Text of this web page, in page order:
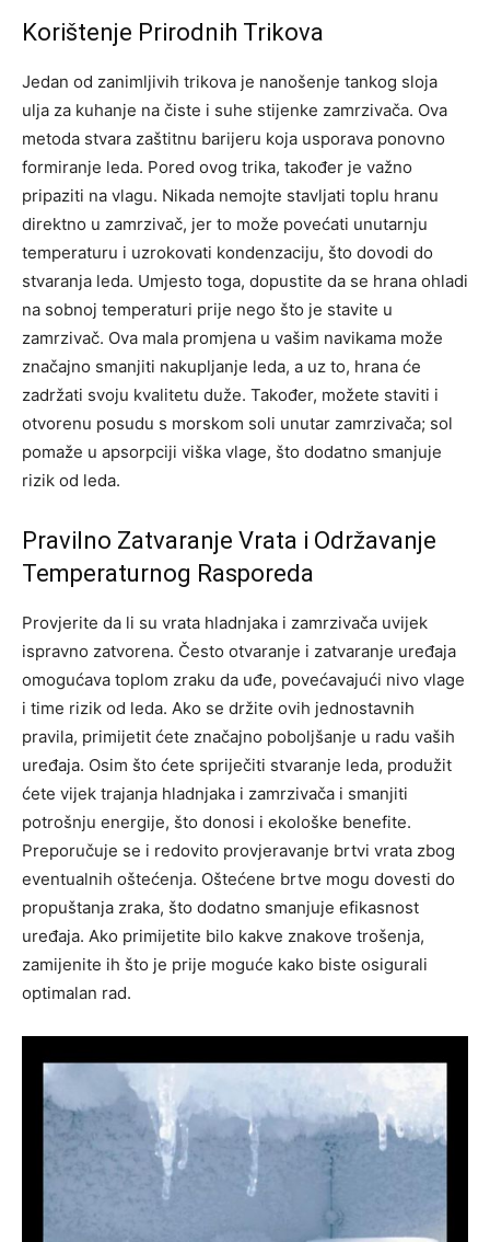
Korištenje Prirodnih Trikova
Jedan od zanimljivih trikova je nanošenje tankog sloja
ulja za kuhanje na čiste i suhe stijenke zamrzivača. Ova
metoda stvara zaštitnu barijeru koja usporava ponovno
formiranje leda. Pored ovog trika, također je važno
pripaziti na vlagu. Nikada nemojte stavljati toplu hranu
direktno u zamrzivač, jer to može povećati unutarnju
temperaturu i uzrokovati kondenzaciju, što dovodi do
stvaranja leda. Umjesto toga, dopustite da se hrana ohladi
na sobnoj temperaturi prije nego što je stavite u
zamrzivač. Ova mala promjena u vašim navikama može
značajno smanjiti nakupljanje leda, a uz to, hrana će
zadržati svoju kvalitetu duže. Također, možete staviti i
otvorenu posudu s morskom soli unutar zamrzivača; sol
pomaže u apsorpciji viška vlage, što dodatno smanjuje
rizik od leda.
Pravilno Zatvaranje Vrata i Održavanje
Temperaturnog Rasporeda
Provjerite da li su vrata hladnjaka i zamrzivača uvijek
ispravno zatvorena. Često otvaranje i zatvaranje uređaja
omogućava toplom zraku da uđe, povećavajući nivo vlage
i time rizik od leda. Ako se držite ovih jednostavnih
pravila, primijetit ćete značajno poboljšanje u radu vaših
uređaja. Osim što ćete spriječiti stvaranje leda, produžit
ćete vijek trajanja hladnjaka i zamrzivača i smanjiti
potrošnju energije, što donosi i ekološke benefite.
Preporučuje se i redovito provjeravanje brtvi vrata zbog
eventualnih oštećenja. Oštećene brtve mogu dovesti do
propuštanja zraka, što dodatno smanjuje efikasnost
uređaja. Ako primijetite bilo kakve znakove trošenja,
zamijenite ih što je prije moguće kako biste osigurali
optimalan rad.